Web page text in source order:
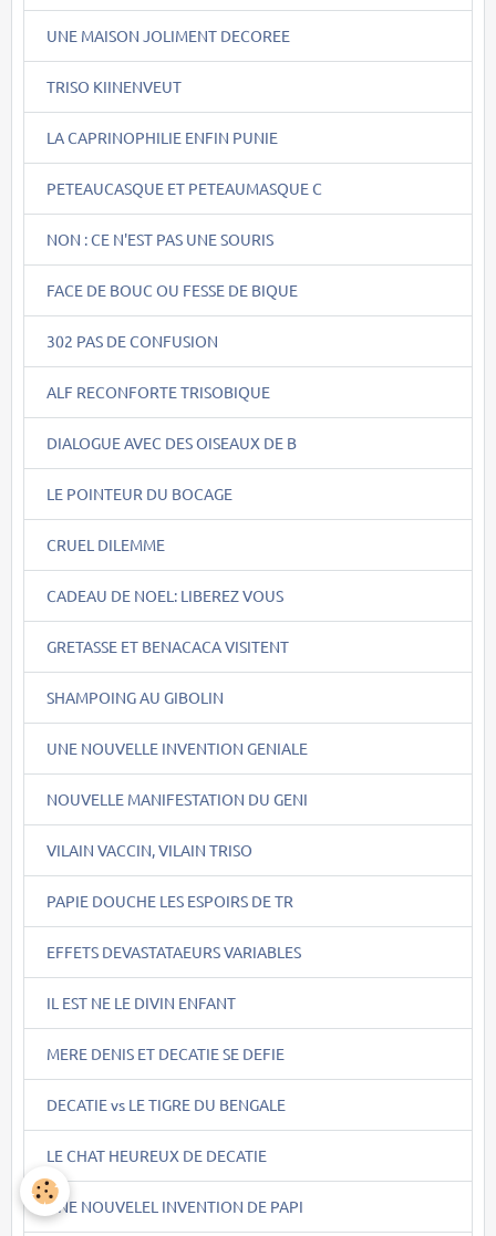
UNE MAISON JOLIMENT DECOREE
TRISO KIINENVEUT
LA CAPRINOPHILIE ENFIN PUNIE
PETEAUCASQUE ET PETEAUMASQUE C
NON : CE N'EST PAS UNE SOURIS
FACE DE BOUC OU FESSE DE BIQUE
302 PAS DE CONFUSION
ALF RECONFORTE TRISOBIQUE
DIALOGUE AVEC DES OISEAUX DE B
LE POINTEUR DU BOCAGE
CRUEL DILEMME
CADEAU DE NOEL: LIBEREZ VOUS
GRETASSE ET BENACACA VISITENT
SHAMPOING AU GIBOLIN
UNE NOUVELLE INVENTION GENIALE
NOUVELLE MANIFESTATION DU GENI
VILAIN VACCIN, VILAIN TRISO
PAPIE DOUCHE LES ESPOIRS DE TR
EFFETS DEVASTATAEURS VARIABLES
IL EST NE LE DIVIN ENFANT
MERE DENIS ET DECATIE SE DEFIE
DECATIE vs LE TIGRE DU BENGALE
LE CHAT HEUREUX DE DECATIE
UNE NOUVELEL INVENTION DE PAPI